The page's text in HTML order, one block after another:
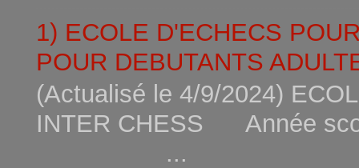
1) ECOLE D'ECHECS
POUR DEBUTANTS
(Actualisé le 4/9/2024)
INTER CHESS Année
...